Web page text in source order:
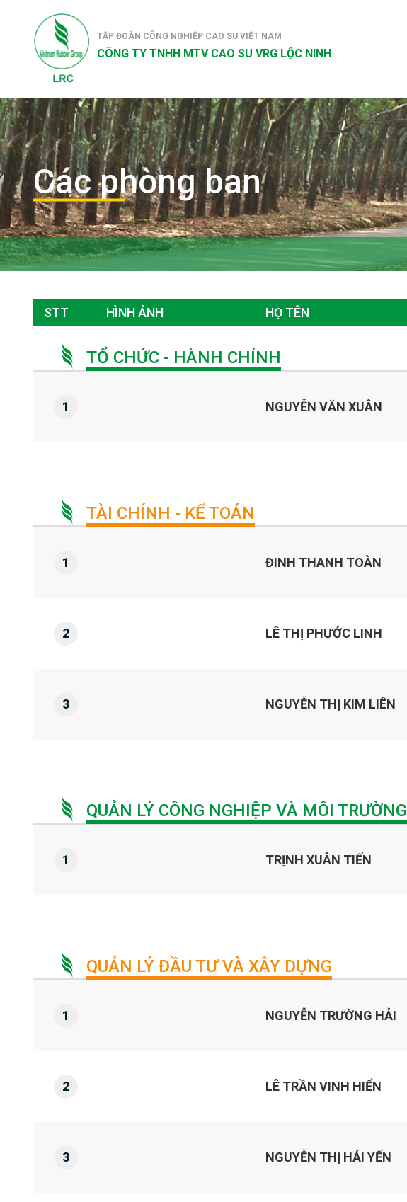
TẬP ĐOÀN CÔNG NGHIỆP CAO SU VIỆT NAM
CÔNG TY TNHH MTV CAO SU VRG LỘC NINH
Các phòng ban
STT HÌNH ẢNH HỌ TÊN
TỔ CHỨC - HÀNH CHÍNH
1 NGUYỄN VĂN XUÂN
TÀI CHÍNH - KẾ TOÁN
1 ĐINH THANH TOÀN
2 LÊ THỊ PHƯỚC LINH
3 NGUYỄN THỊ KIM LIÊN
QUẢN LÝ CÔNG NGHIỆP VÀ MÔI TRƯỜNG
1 TRỊNH XUÂN TIẾN
QUẢN LÝ ĐẦU TƯ VÀ XÂY DỰNG
1 NGUYỄN TRƯỜNG HẢI
2 LÊ TRẦN VINH HIỂN
3 NGUYỄN THỊ HẢI YẾN